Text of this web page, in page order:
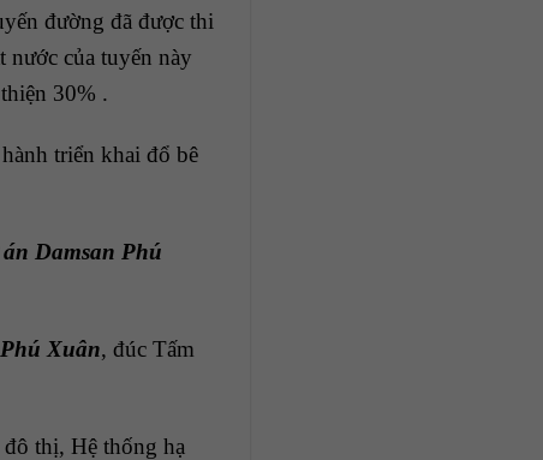
đường đã được thi
của tuyến này
30% .
triển khai đổ bê
Damsan Phú
Xuân, đúc Tấm
thị, Hệ thống hạ